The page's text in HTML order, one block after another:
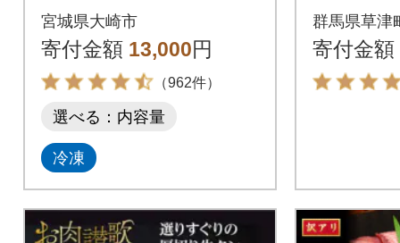
小分け 牛たん 肉厚 仙
台 名物 不揃い 訳あり
宮城県大崎市
寄付金額 13,000円
（962件）
選べる：内容量
冷凍
群馬県草津
寄付金額